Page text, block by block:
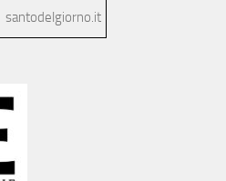
santodelgiorno.it